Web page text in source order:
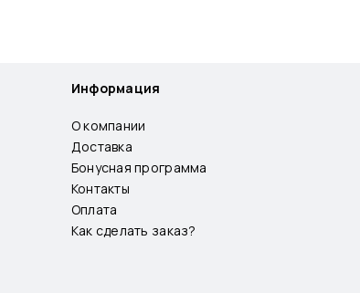
Информация
О компании
Доставка
Бонусная программа
Контакты
Оплата
Как сделать заказ?